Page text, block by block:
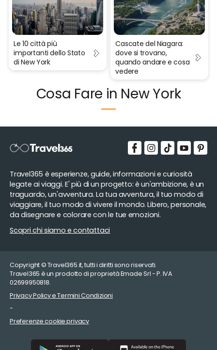
Le 10 città più
importanti dello Stato
di New York
Cascate del Niagara:
dove si trovano,
quando andare e cosa
vedere
Cosa Fare in New York
Travel365 è esperienze, guide, informazioni e curiosità
legate ai viaggi. E' più di un progetto: è un'ambizione, è un
traguardo, un'avventura. La tua avventura, il tuo modo di
viaggiare, il tuo modo di vivere il mondo. Libero, personale,
da disegnare e colorare con le tue emozioni.
Scopri chi siamo e contattaci
Copyright © Travel365.it, tutti i diritti sono riservati.
Travel365 è un prodotto di proprietà Emade Srl - P. IVA
02699950818.
Privacy Policy e Termini Condizioni
-
Preferenze cookie privacy